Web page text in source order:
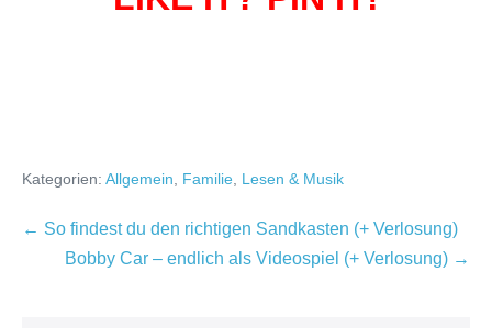
Kategorien: Allgemein Familie Lesen & Musik
Beitragsnavigation
← So findest du den richtigen Sandkasten (+ Verlosung)
Bobby Car – endlich als Videospiel (+ Verlosung) →